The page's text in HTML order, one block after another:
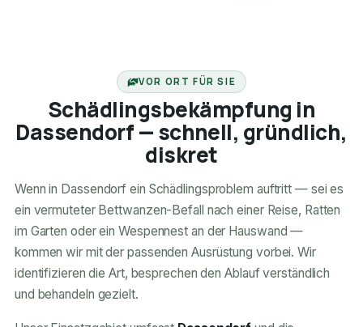
VOR ORT FÜR SIE
Schädlingsbekämpfung in
Dassendorf — schnell, gründlich,
diskret
Wenn in Dassendorf ein Schädlingsproblem auftritt — sei es
ein vermuteter Bettwanzen-Befall nach einer Reise, Ratten
im Garten oder ein Wespennest an der Hauswand —
kommen wir mit der passenden Ausrüstung vorbei. Wir
identifizieren die Art, besprechen den Ablauf verständlich
und behandeln gezielt.